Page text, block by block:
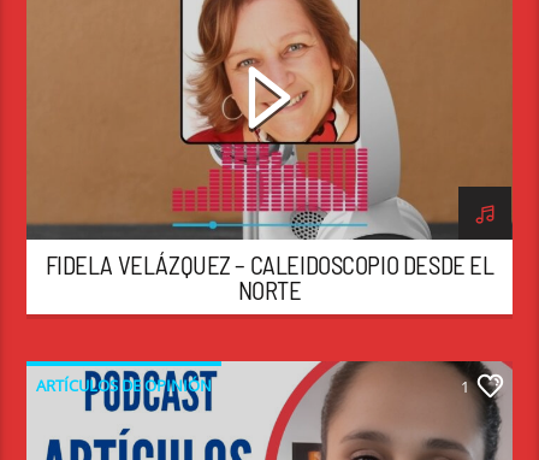
FIDELA VELÁZQUEZ – CALEIDOSCOPIO DESDE EL
NORTE
ARTÍCULOS DE OPINIÓN
CECILIA ALEJANDRA GONZÁLEZ SHUMAN
1